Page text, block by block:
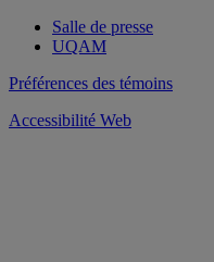
Salle de presse
UQAM
Préférences des témoins
Accessibilité Web